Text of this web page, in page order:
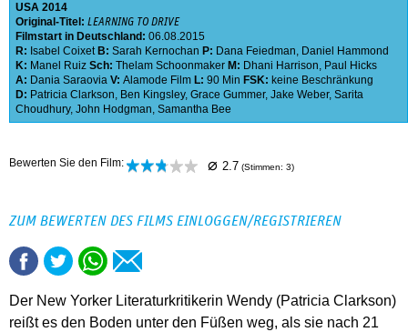
USA 2014
Original-Titel: LEARNING TO DRIVE
Filmstart in Deutschland: 06.08.2015
R: Isabel Coixet B: Sarah Kernochan P: Dana Feiedman, Daniel Hammond
K: Manel Ruiz Sch: Thelam Schoonmaker M: Dhani Harrison, Paul Hicks
A: Dania Saraovia V: Alamode Film L: 90 Min FSK: keine Beschränkung
D: Patricia Clarkson, Ben Kingsley, Grace Gummer, Jake Weber, Sarita
Choudhury, John Hodgman, Samantha Bee
Bewerten Sie den Film: ⌀ 2.7 (Stimmen: 3)
ZUM BEWERTEN DES FILMS EINLOGGEN/REGISTRIEREN
Der New Yorker Literaturkritikerin Wendy (Patricia Clarkson)
reißt es den Boden unter den Füßen weg, als sie nach 21